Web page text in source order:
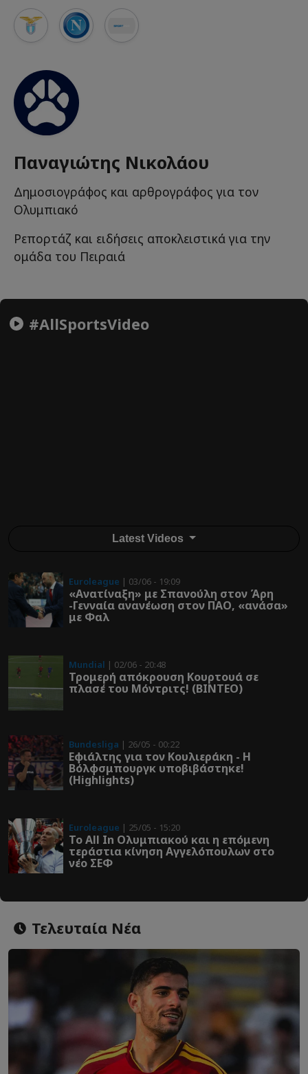
Παναγιώτης Νικολάου
Δημοσιογράφος και αρθρογράφος για τον
Ολυμπιακό
Ρεπορτάζ και ειδήσεις αποκλειστικά για την
ομάδα του Πειραιά
#AllSportsVideo
Latest Videos
Euroleague | 03/06 - 19:09
«Ανατίναξη» με Σπανούλη στον Άρη
-Γενναία ανανέωση στον ΠΑΟ, «ανάσα»
με Φαλ
Mundial | 02/06 - 20:48
Τρομερή απόκρουση Κουρτουά σε
πλασέ του Μόντριτς! (ΒΙΝΤΕΟ)
Bundesliga | 26/05 - 00:22
Εφιάλτης για τον Κουλιεράκη - Η
Βόλφσμπουργκ υποβιβάστηκε!
(Highlights)
Euroleague | 25/05 - 15:20
Το All In Ολυμπιακού και η επόμενη
τεράστια κίνηση Αγγελόπουλων στο
νέο ΣΕΦ
Τελευταία Νέα